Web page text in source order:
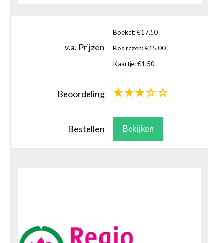
v.a. Prijzen
Boeket: €17,50
Bos rozen: €15,00
Kaartje: €1,50
Beoordeling
Bestellen Bekijken